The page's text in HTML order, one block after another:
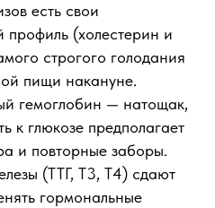
есть свои
(холестерин и
строгого голодания
пищи накануне.
гемоглобин — натощак,
к глюкозе предполагает
и повторные заборы.
(ТТГ, Т3, Т4) сдают
гормональные